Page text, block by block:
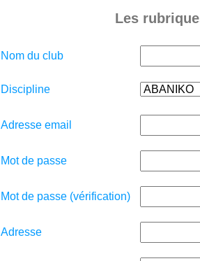
Les
Nom du club
Discipline
Adresse email
Mot de passe
Mot de passe (vérification)
Adresse